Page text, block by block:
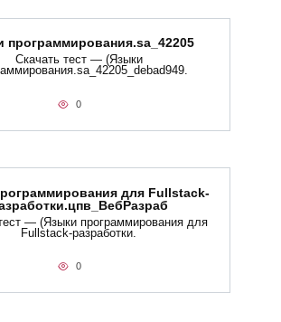
программирования.sa_42205
Скачать тест — (Языки
0
для Fullstack-
— (Языки программирования для
Fullstack-разработки.
0